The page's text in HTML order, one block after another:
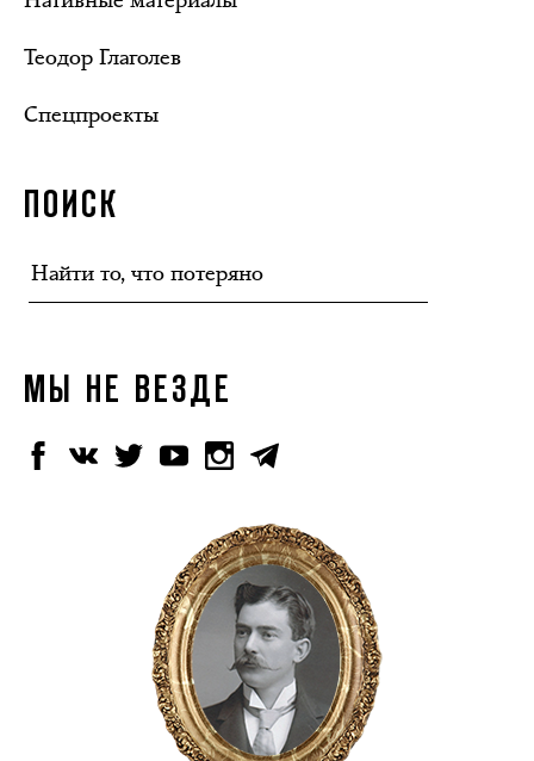
Теодор Глаголев
Спецпроекты
ПОИСК
МЫ НЕ ВЕЗДЕ